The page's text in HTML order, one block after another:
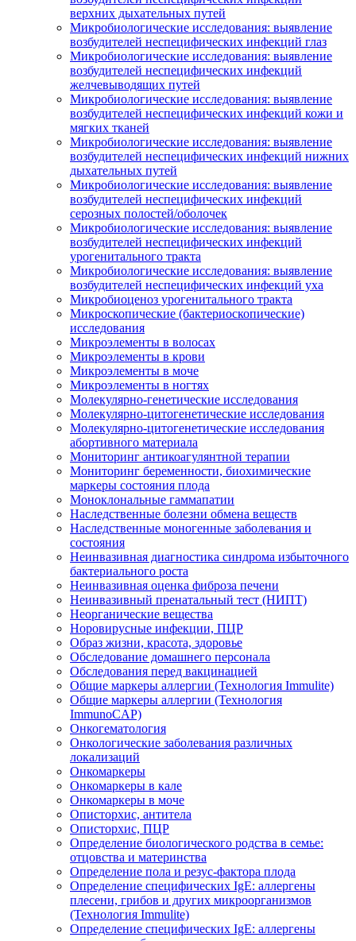
верхних дыхательных путей
Микробиологические исследования: выявление
возбудителей неспецифических инфекций глаз
Микробиологические исследования: выявление
возбудителей неспецифических инфекций
желчевыводящих путей
Микробиологические исследования: выявление
возбудителей неспецифических инфекций кожи и
мягких тканей
Микробиологические исследования: выявление
возбудителей неспецифических инфекций нижних
дыхательных путей
Микробиологические исследования: выявление
возбудителей неспецифических инфекций
серозных полостей/оболочек
Микробиологические исследования: выявление
возбудителей неспецифических инфекций
урогенитального тракта
Микробиологические исследования: выявление
возбудителей неспецифических инфекций уха
Микробиоценоз урогенитального тракта
Микроскопические (бактериоскопические)
исследования
Микроэлементы в волосах
Микроэлементы в крови
Микроэлементы в моче
Микроэлементы в ногтях
Молекулярно-генетические исследования
Молекулярно-цитогенетические исследования
Молекулярно-цитогенетические исследования
абортивного материала
Мониторинг антикоагулянтной терапии
Мониторинг беременности, биохимические
маркеры состояния плода
Моноклональные гаммапатии
Наследственные болезни обмена веществ
Наследственные моногенные заболевания и
состояния
Неинвазивная диагностика синдрома избыточного
бактериального роста
Неинвазивная оценка фиброза печени
Неинвазивный пренатальный тест (НИПТ)
Неорганические вещества
Норовирусные инфекции, ПЦР
Образ жизни, красота, здоровье
Обследование домашнего персонала
Обследования перед вакцинацией
Общие маркеры аллергии (Технология Immulite)
Общие маркеры аллергии (Технология
ImmunoCAP)
Онкогематология
Онкологические заболевания различных
локализаций
Онкомаркеры
Онкомаркеры в кале
Онкомаркеры в моче
Описторхис, антитела
Описторхис, ПЦР
Определение биологического родства в семье:
отцовства и материнства
Определение пола и резус-фактора плода
Определение специфических IgE: аллергены
плесени, грибов и других микроорганизмов
(Технология Immulite)
Определение специфических IgE: аллергены